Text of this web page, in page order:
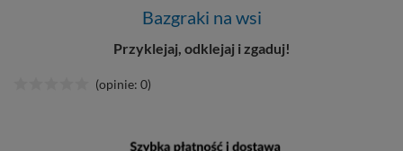
Bazgraki na wsi
Przyklejaj, odklejaj i zgaduj!
(opinie: 0)